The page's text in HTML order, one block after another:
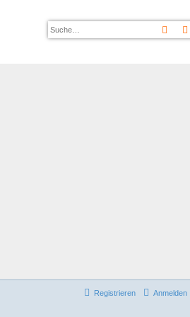
Suche
Anmelden
Registrieren